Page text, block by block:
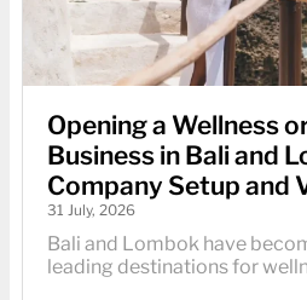
Opening a Wellness
Business in Bali and
Company Setup and
31 July, 2026
Bali and Lombok have
leading destinations for